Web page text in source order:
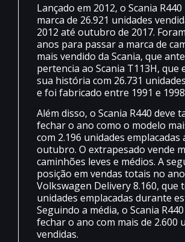
Lançado em 2012, o Scania
marca de 26.921 unidades
2012 até outubro de 2017.
anos para passar a marca de
mais vendido da Scania, que
pertencia ao Scania T113H, que
sua história com 26.731
e foi fabricado entre 1991 e
Além disso, o Scania R440 deve
fechar o ano como o modelo
com 2.196 unidades emplacadas
outubro. O extrapesado vende
caminhões leves e médios. A
posição em vendas totais no
Volkswagen Delivery 8.160, que
unidades emplacadas durante
Seguindo a média, o Scania
fechar o ano com mais de 2.600
vendidas.